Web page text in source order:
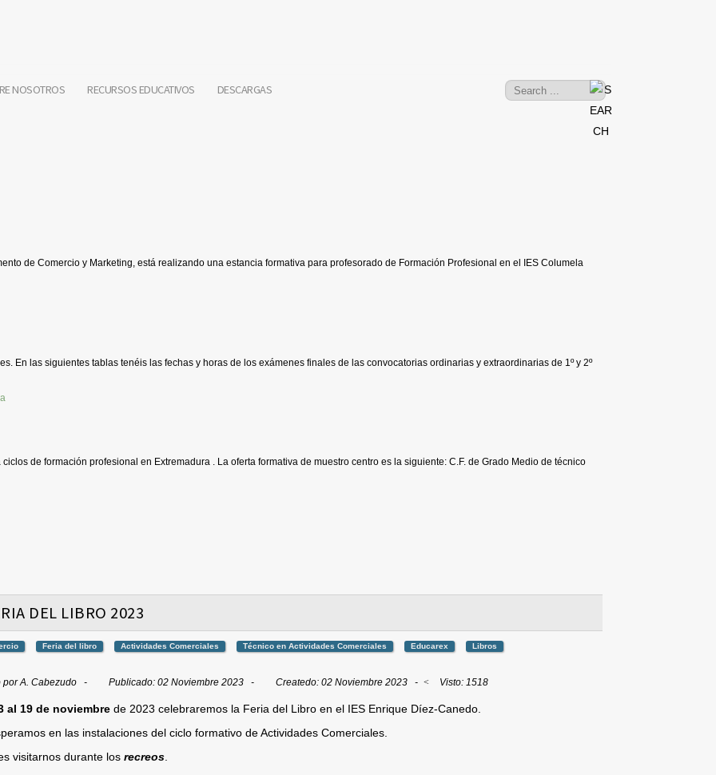
NOSOTROS RECURSOS EDUCATIVOS DESCARGAS
de Comercio y Marketing, está realizando una estancia formativa para profesorado de Formación Profesional en el IES Columela
En las siguientes tablas tenéis las fechas y horas de los exámenes finales de las convocatorias ordinarias y extraordinarias de 1º y 2º
de formación profesional en Extremadura . La oferta formativa de muestro centro es la siguiente: C.F. de Grado Medio de técnico
DEL LIBRO 2023
Feria del libro Actividades Comerciales Técnico en Actividades Comerciales Educarex Libros
porA. Cabezudo Publicado: 02 Noviembre 2023 Createdo: 02 Noviembre 2023 Visto: 1518
al 19 de noviembre de 2023 celebraremos la Feria del Libro en el IES Enrique Díez-Canedo.
en las instalaciones del ciclo formativo de Actividades Comerciales.
visitarnos durante los recreos.